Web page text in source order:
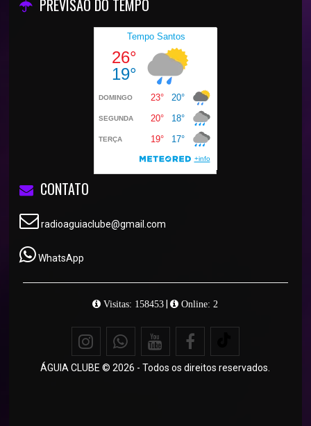
PREVISÃO DO TEMPO
CONTATO
radioaguiaclube@gmail.com
WhatsApp
Visitas: 158453 | Online: 2
ÁGUIA CLUBE © 2026 - Todos os direitos reservados.